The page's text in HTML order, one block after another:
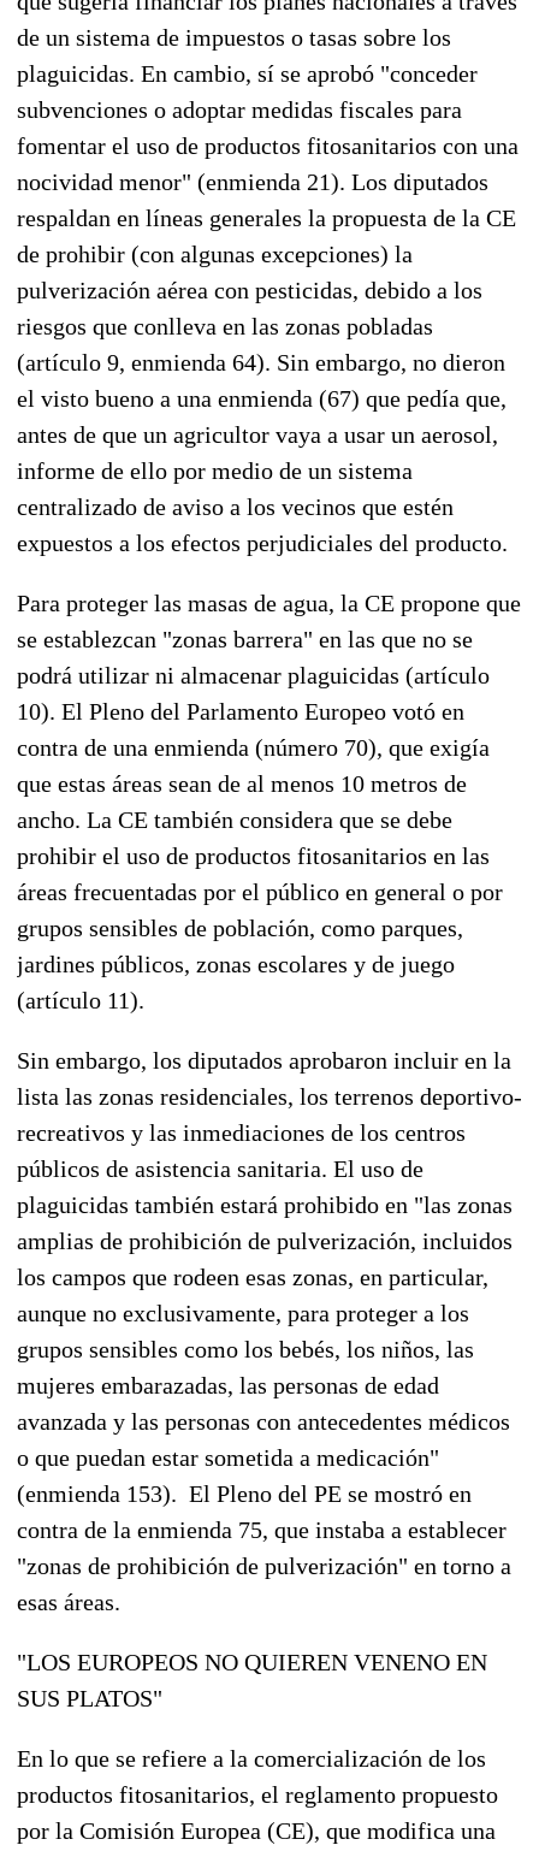
de un sistema de impuestos o tasas sobre los
plaguicidas. En cambio, sí se aprobó "conceder
subvenciones o adoptar medidas fiscales para
fomentar el uso de productos fitosanitarios con una
nocividad menor" (enmienda 21). Los diputados
respaldan en líneas generales la propuesta de la CE
de prohibir (con algunas excepciones) la
pulverización aérea con pesticidas, debido a los
riesgos que conlleva en las zonas pobladas
(artículo 9, enmienda 64). Sin embargo, no dieron
el visto bueno a una enmienda (67) que pedía que,
antes de que un agricultor vaya a usar un aerosol,
informe de ello por medio de un sistema
centralizado de aviso a los vecinos que estén
expuestos a los efectos perjudiciales del producto.
Para proteger las masas de agua, la CE propone que
se establezcan "zonas barrera" en las que no se
podrá utilizar ni almacenar plaguicidas (artículo
10). El Pleno del Parlamento Europeo votó en
contra de una enmienda (número 70), que exigía
que estas áreas sean de al menos 10 metros de
ancho. La CE también considera que se debe
prohibir el uso de productos fitosanitarios en las
áreas frecuentadas por el público en general o por
grupos sensibles de población, como parques,
jardines públicos, zonas escolares y de juego
(artículo 11).
Sin embargo, los diputados aprobaron incluir en la
lista las zonas residenciales, los terrenos deportivo-
recreativos y las inmediaciones de los centros
públicos de asistencia sanitaria. El uso de
plaguicidas también estará prohibido en "las zonas
amplias de prohibición de pulverización, incluidos
los campos que rodeen esas zonas, en particular,
aunque no exclusivamente, para proteger a los
grupos sensibles como los bebés, los niños, las
mujeres embarazadas, las personas de edad
avanzada y las personas con antecedentes médicos
o que puedan estar sometida a medicación"
(enmienda 153). El Pleno del PE se mostró en
contra de la enmienda 75, que instaba a establecer
"zonas de prohibición de pulverización" en torno a
esas áreas.
"LOS EUROPEOS NO QUIEREN VENENO EN
SUS PLATOS"
En lo que se refiere a la comercialización de los
productos fitosanitarios, el reglamento propuesto
por la Comisión Europea (CE), que modifica una